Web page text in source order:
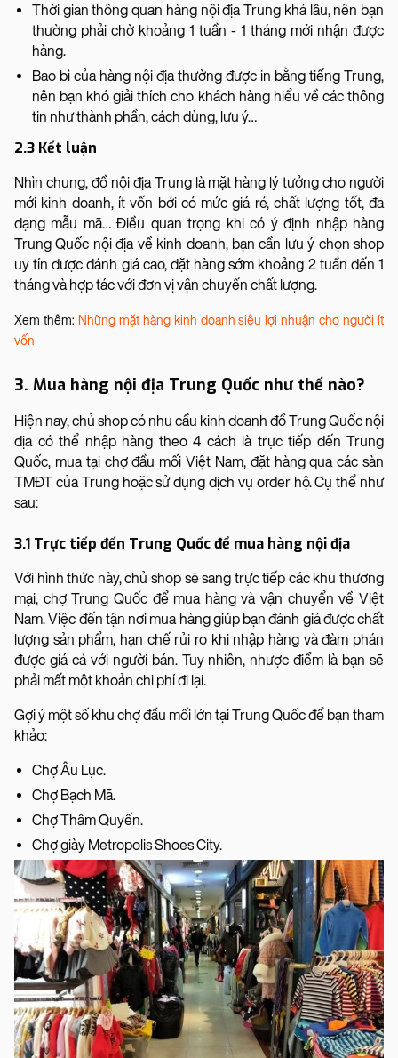
Thời gian thông quan hàng nội địa Trung khá lâu, nên bạn
thường phải chờ khoảng 1 tuần - 1 tháng mới nhận được
hàng.
Bao bì của hàng nội địa thường được in bằng tiếng Trung,
nên bạn khó giải thích cho khách hàng hiểu về các thông
tin như thành phần, cách dùng, lưu ý…
2.3 Kết luận
Nhìn chung, đồ nội địa Trung là mặt hàng lý tưởng cho người
mới kinh doanh, ít vốn bởi có mức giá rẻ, chất lượng tốt, đa
dạng mẫu mã… Điều quan trọng khi có ý định nhập hàng
Trung Quốc nội địa về kinh doanh, bạn cần lưu ý chọn shop
uy tín được đánh giá cao, đặt hàng sớm khoảng 2 tuần đến 1
tháng và hợp tác với đơn vị vận chuyển chất lượng.
Xem thêm: Những mặt hàng kinh doanh siêu lợi nhuận cho người ít
vốn
3. Mua hàng nội địa Trung Quốc như thế nào?
Hiện nay, chủ shop có nhu cầu kinh doanh đồ Trung Quốc nội
địa có thể nhập hàng theo 4 cách là trực tiếp đến Trung
Quốc, mua tại chợ đầu mối Việt Nam, đặt hàng qua các sàn
TMĐT của Trung hoặc sử dụng dịch vụ order hộ. Cụ thể như
sau:
3.1 Trực tiếp đến Trung Quốc để mua hàng nội địa
Với hình thức này, chủ shop sẽ sang trực tiếp các khu thương
mại, chợ Trung Quốc để mua hàng và vận chuyển về Việt
Nam. Việc đến tận nơi mua hàng giúp bạn đánh giá được chất
lượng sản phẩm, hạn chế rủi ro khi nhập hàng và đàm phán
được giá cả với người bán. Tuy nhiên, nhược điểm là bạn sẽ
phải mất một khoản chi phí đi lại.
Gợi ý một số khu chợ đầu mối lớn tại Trung Quốc để bạn tham
khảo:
Chợ Âu Lục.
Chợ Bạch Mã.
Chợ Thâm Quyến.
Chợ giày Metropolis Shoes City.